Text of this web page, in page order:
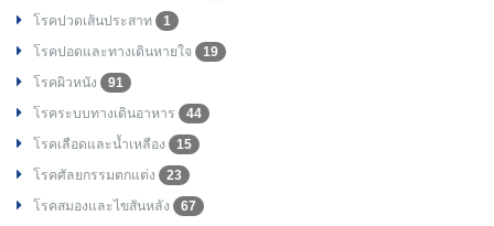
โรคปวดเส้นประสาท
1
โรคปอดและทางเดินหายใจ
19
โรคผิวหนัง
91
โรคระบบทางเดินอาหาร
44
โรคเลือดและน้ำเหลือง
15
โรคศัลยกรรมตกแต่ง
23
โรคสมองและไขสันหลัง
67